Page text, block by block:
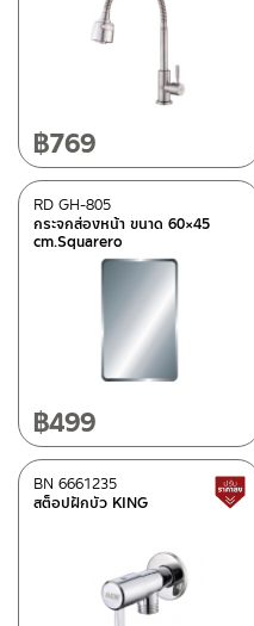
฿769
กระจกส่องหน้า ขนาด 60×45
cm.Squarero
RD GH-805
฿499
สต็อปฝักบัว KING
BN 6661235